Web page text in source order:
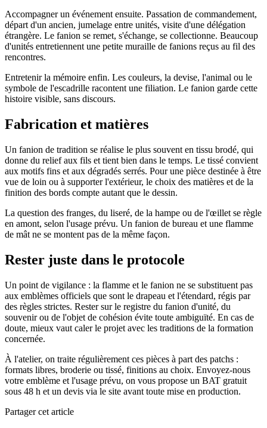
Accompagner un événement ensuite. Passation de commandement,
départ d'un ancien, jumelage entre unités, visite d'une délégation
étrangère. Le fanion se remet, s'échange, se collectionne. Beaucoup
d'unités entretiennent une petite muraille de fanions reçus au fil des
rencontres.
Entretenir la mémoire enfin. Les couleurs, la devise, l'animal ou le
symbole de l'escadrille racontent une filiation. Le fanion garde cette
histoire visible, sans discours.
Fabrication et matières
Un fanion de tradition se réalise le plus souvent en tissu brodé, qui
donne du relief aux fils et tient bien dans le temps. Le tissé convient
aux motifs fins et aux dégradés serrés. Pour une pièce destinée à être
vue de loin ou à supporter l'extérieur, le choix des matières et de la
finition des bords compte autant que le dessin.
La question des franges, du liseré, de la hampe ou de l'œillet se règle
en amont, selon l'usage prévu. Un fanion de bureau et une flamme
de mât ne se montent pas de la même façon.
Rester juste dans le protocole
Un point de vigilance : la flamme et le fanion ne se substituent pas
aux emblèmes officiels que sont le drapeau et l'étendard, régis par
des règles strictes. Rester sur le registre du fanion d'unité, du
souvenir ou de l'objet de cohésion évite toute ambiguïté. En cas de
doute, mieux vaut caler le projet avec les traditions de la formation
concernée.
À l'atelier, on traite régulièrement ces pièces à part des patchs :
formats libres, broderie ou tissé, finitions au choix. Envoyez-nous
votre emblème et l'usage prévu, on vous propose un BAT gratuit
sous 48 h et un devis via le site avant toute mise en production.
Partager cet article